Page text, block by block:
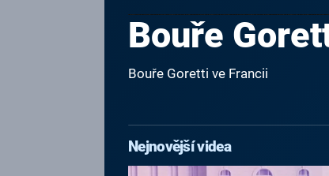
Bouře
Bouře Goretti ve Francii
Nejnovější videa